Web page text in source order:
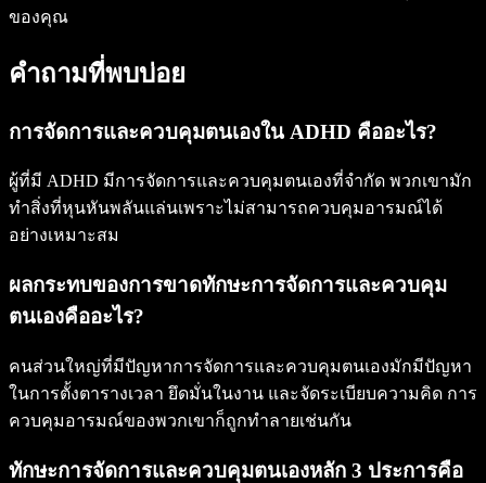
ของคุณ
คำถามที่พบบ่อย
การจัดการและควบคุมตนเองใน ADHD คืออะไร?
ผู้ที่มี ADHD มีการจัดการและควบคุมตนเองที่จำกัด พวกเขามัก
ทำสิ่งที่หุนหันพลันแล่นเพราะไม่สามารถควบคุมอารมณ์ได้
อย่างเหมาะสม
ผลกระทบของการขาดทักษะการจัดการและควบคุม
ตนเองคืออะไร?
คนส่วนใหญ่ที่มีปัญหาการจัดการและควบคุมตนเองมักมีปัญหา
ในการตั้งตารางเวลา ยึดมั่นในงาน และจัดระเบียบความคิด การ
ควบคุมอารมณ์ของพวกเขาก็ถูกทำลายเช่นกัน
ทักษะการจัดการและควบคุมตนเองหลัก 3 ประการคือ